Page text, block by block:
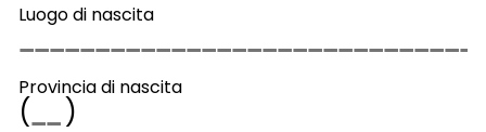
Luogo di nascita
Provincia di nascita
( )